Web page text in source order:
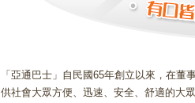
「亞通巴士」自民國65年創立以來，在
供社會大眾方便、迅速、安全、舒適的大